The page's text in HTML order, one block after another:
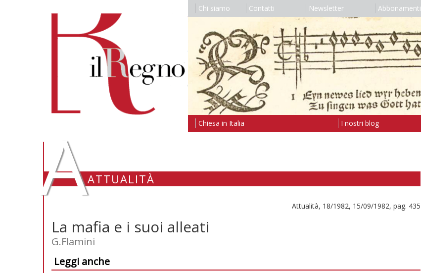
Chi siamo Contatti Newsletter Abbonamenti
Chiesa in Italia I nostri blog
AATTUALITÀ
Attualità, 18/1982, 15/09/1982, pag. 435
La mafia e i suoi alleati
G.Flamini
Leggi anche